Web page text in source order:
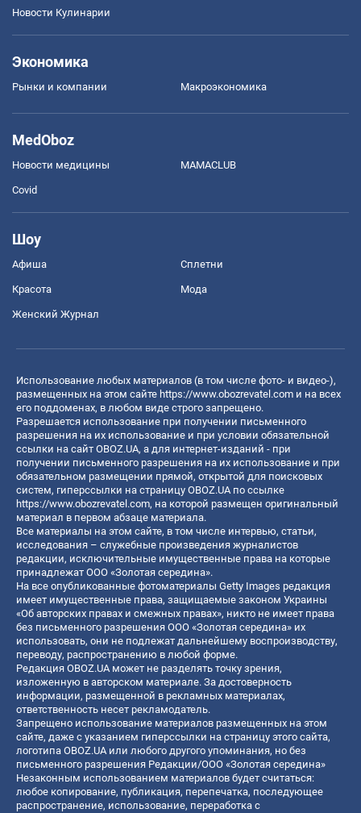
Новости Кулинарии
Экономика
Рынки и компании Mакроэкономика
MedOboz
Новости медицины MAMACLUB
Covid
Шоу
Афиша Сплетни
Красота Мода
Женский Журнал
Использование любых материалов (в том числе фото- и видео-),
размещенных на этом сайте https://www.obozrevatel.com и на всех
его поддоменах, в любом виде строго запрещено.
Разрешается использование при получении письменного
разрешения на их использование и при условии обязательной
ссылки на сайт OBOZ.UA, а для интернет-изданий - при
получении письменного разрешения на их использование и при
обязательном размещении прямой, открытой для поисковых
систем, гиперссылки на страницу OBOZ.UA по ссылке
https://www.obozrevatel.com, на которой размещен оригинальный
материал в первом абзаце материала.
Все материалы на этом сайте, в том числе интервью, статьи,
исследования – служебные произведения журналистов
редакции, исключительные имущественные права на которые
принадлежат ООО «Золотая середина».
На все опубликованные фотоматериалы Getty Images редакция
имеет имущественные права, защищаемые законом Украины
«Об авторских правах и смежных правах», никто не имеет права
без письменного разрешения ООО «Золотая середина» их
использовать, они не подлежат дальнейшему воспроизводству,
переводу, распространению в любой форме.
Редакция OBOZ.UA может не разделять точку зрения,
изложенную в авторском материале. За достоверность
информации, размещенной в рекламных материалах,
ответственность несет рекламодатель.
Запрещено использование материалов размещенных на этом
сайте, даже с указанием гиперссылки на страницу этого сайта,
логотипа OBOZ.UA или любого другого упоминания, но без
письменного разрешения Редакции/ООО «Золотая середина»
Незаконным использованием материалов будет считаться:
любое копирование, публикация, перепечатка, последующее
распространение, использование, переработка с